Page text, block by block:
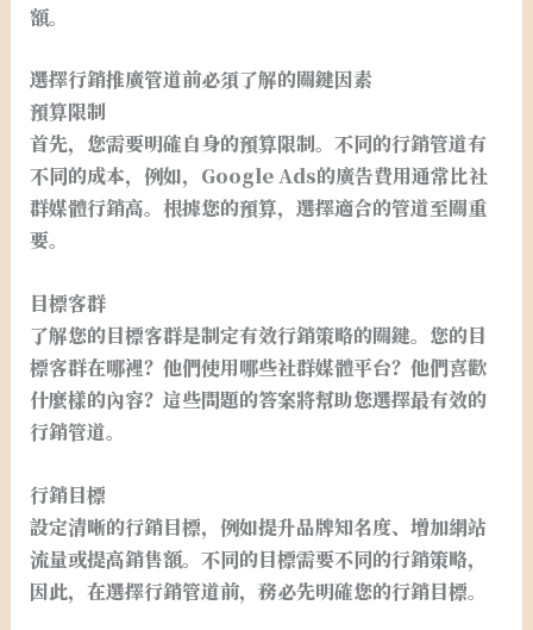
額。
選擇行銷推廣管道前必須了解的關鍵因素
預算限制
首先，您需要明確自身的預算限制。不同的行銷管道有
不同的成本，例如，Google Ads的廣告費用通常比社
群媒體行銷高。根據您的預算，選擇適合的管道至關重
要。
目標客群
了解您的目標客群是制定有效行銷策略的關鍵。您的目
標客群在哪裡？他們使用哪些社群媒體平台？他們喜歡
什麼樣的內容？這些問題的答案將幫助您選擇最有效的
行銷管道。
行銷目標
設定清晰的行銷目標，例如提升品牌知名度、增加網站
流量或提高銷售額。不同的目標需要不同的行銷策略，
因此，在選擇行銷管道前，務必先明確您的行銷目標。